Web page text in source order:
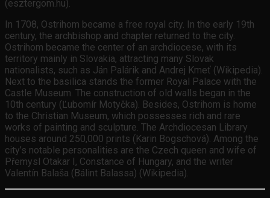
(esztergom.hu).
In 1708, Ostrihom became a free royal city. In the early 19th
century, the archbishop and chapter returned to the city.
Ostrihom became the center of an archdiocese, with its
territory mainly in Slovakia, attracting many Slovak
nationalists, such as Ján Palárik and Andrej Kmeť (Wikipedia).
Next to the basilica stands the former Royal Palace with the
Castle Museum. The construction of old walls began in the
10th century (Ľubomír Motyčka). Besides, Ostrihom is home
to the Christian Museum, which possesses rich and rare
works of painting and sculpture. The Archdiocesan Library
houses around 250,000 prints (Karin Bogschová). Among the
city’s notable personalities are the Czech queen and wife of
Přemysl Otakar I, Constance of Hungary, and the writer
Valentín Balaša (Bálint Balassa) (Wikipedia).